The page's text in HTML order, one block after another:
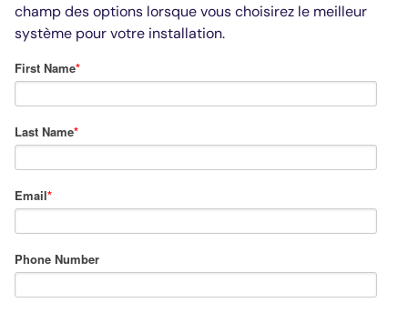
champ des options lorsque vous choisirez le meilleur
système pour votre installation.